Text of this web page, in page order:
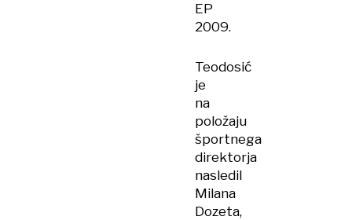
EP
2009.
Teodosić
je
na
položaju
športnega
direktorja
nasledil
Milana
Dozeta,